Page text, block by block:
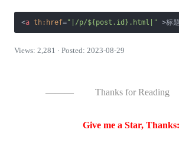
<a th:href="|/p/${post.id}.html|" >标题
Views: 2,281 · Posted: 2023-08-29
——— Thanks for Reading
Give me a Star,